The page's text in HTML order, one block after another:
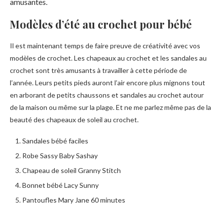
Modèles d’été au crochet pour bébé
Il est maintenant temps de faire preuve de créativité avec vos
modèles de crochet. Les chapeaux au crochet et les sandales au
crochet sont très amusants à travailler à cette période de
l’année. Leurs petits pieds auront l’air encore plus mignons tout
en arborant de petits chaussons et sandales au crochet autour
de la maison ou même sur la plage. Et ne me parlez même pas de la
beauté des chapeaux de soleil au crochet.
Sandales bébé faciles
Robe Sassy Baby Sashay
Chapeau de soleil Granny Stitch
Bonnet bébé Lacy Sunny
Pantoufles Mary Jane 60 minutes